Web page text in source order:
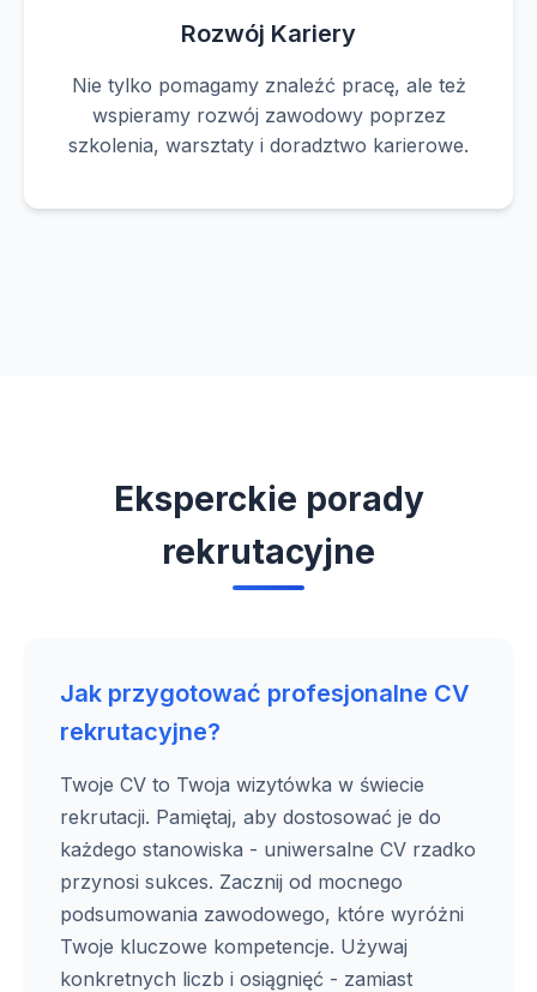
Rozwój Kariery
Nie tylko pomagamy znaleźć pracę, ale też
wspieramy rozwój zawodowy poprzez
szkolenia, warsztaty i doradztwo karierowe.
Eksperckie porady
rekrutacyjne
Jak przygotować profesjonalne CV
rekrutacyjne?
Twoje CV to Twoja wizytówka w świecie
rekrutacji. Pamiętaj, aby dostosować je do
każdego stanowiska - uniwersalne CV rzadko
przynosi sukces. Zacznij od mocnego
podsumowania zawodowego, które wyróżni
Twoje kluczowe kompetencje. Używaj
konkretnych liczb i osiągnięć - zamiast